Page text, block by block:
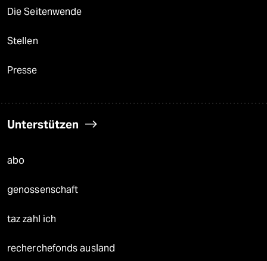
Die Seitenwende
Stellen
Presse
Unterstützen
abo
genossenschaft
taz zahl ich
recherchefonds ausland